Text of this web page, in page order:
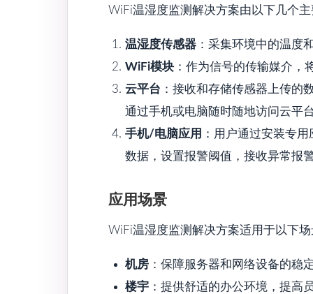
WiFi温湿度监测解决方案由以下几个
温湿度传感器：采集环境中的温度
WiFi模块：作为信号的传输媒介，
云平台 ：接收和存储传感器上传的
通过手机或电脑随时随地访问云平
手机/电脑应用 ：用户通过安装专
数据，设置报警阈值，接收异常报
应用场景
WiFi温湿度监测解决方案适用于以下
机房：保障服务器和网络设备的稳
楼宇：提供舒适的办公环境，提高